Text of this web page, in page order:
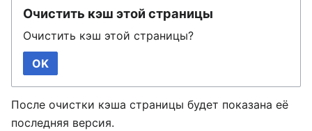
Очистить кэш этой страницы
Очистить кэш этой страницы?
OK
После очистки кэша страницы будет показана её
последняя версия.